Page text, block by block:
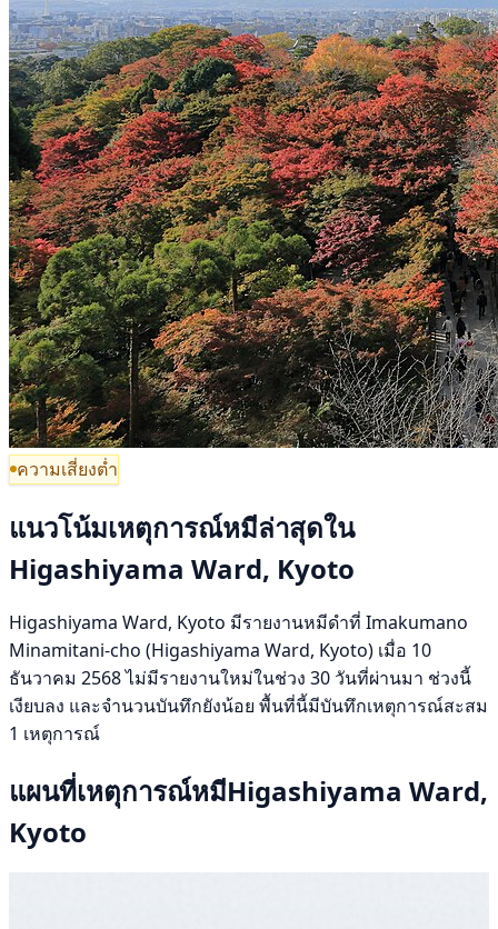
ความเสี่ยงต่ำ
แนวโน้มเหตุการณ์หมีล่าสุดใน
Higashiyama Ward, Kyoto
Higashiyama Ward, Kyoto มีรายงานหมีดำที่ Imakumano
Minamitani-cho (Higashiyama Ward, Kyoto) เมื่อ 10
ธันวาคม 2568 ไม่มีรายงานใหม่ในช่วง 30 วันที่ผ่านมา ช่วงนี้
เงียบลง และจำนวนบันทึกยังน้อย พื้นที่นี้มีบันทึกเหตุการณ์สะสม
1 เหตุการณ์
แผนที่เหตุการณ์หมีHigashiyama Ward,
Kyoto